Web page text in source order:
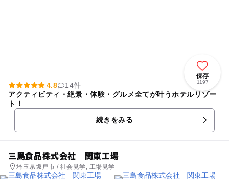
保存
1197
4.8
14件
アクティビティ・絶景・体験・グルメ全てが叶うホテルリゾー
ト！
続きをみる
三島食品株式会社 関東工場
埼玉県坂戸市 / 社会見学, 工場見学